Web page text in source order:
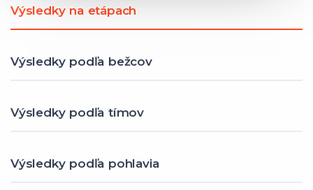
Výsledky na etápach
Výsledky podľa bežcov
Výsledky podľa tímov
Výsledky podľa pohlavia